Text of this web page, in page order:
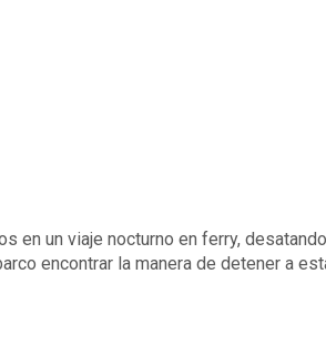
en un viaje nocturno en ferry,
encontrar la manera de detener a